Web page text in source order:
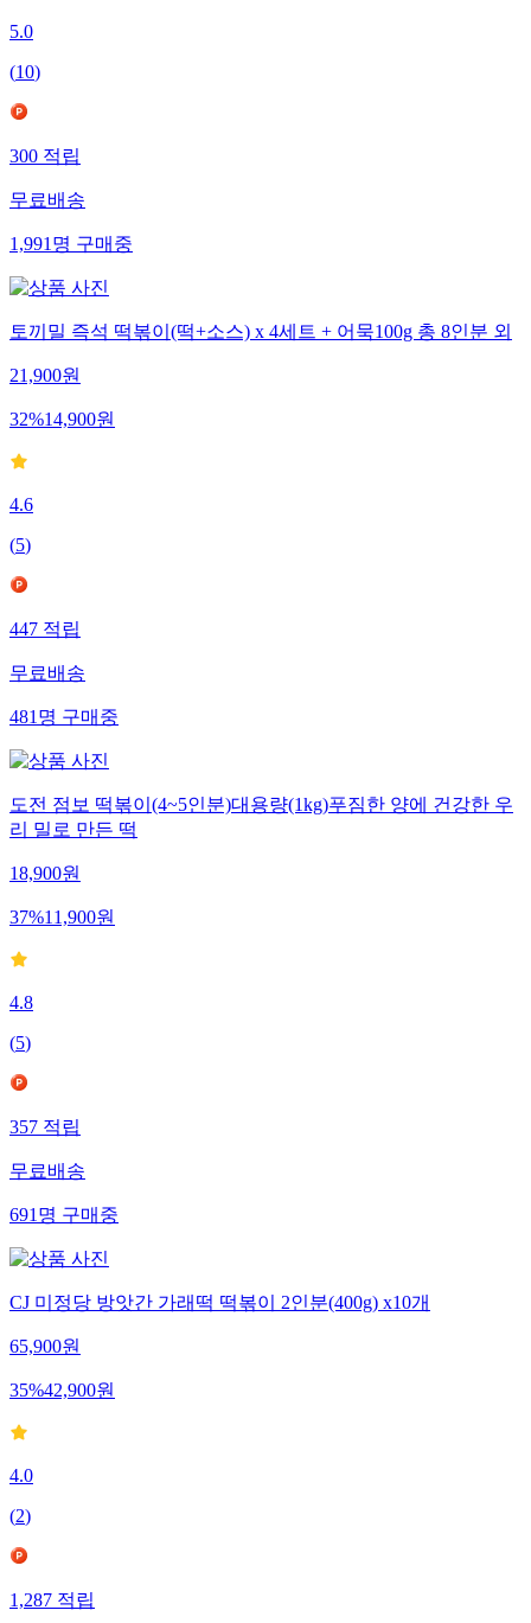
5.0
(10)
300 적립
무료배송
1,991 명 구매중
토끼밀 즉석 떡볶이(떡+소스) x 4세트 + 어묵100g 총 8인분 외
21,900원
32%14,900원
4.6
(5)
447 적립
무료배송
481 명 구매중
도전 점보 떡볶이(4~5인분)대용량(1kg)푸짐한 양에 건강한 우
리 밀로 만든 떡
18,900원
37%11,900원
4.8
(5)
357 적립
무료배송
691 명 구매중
CJ 미정당 방앗간 가래떡 떡볶이 2인분(400g) x10개
65,900원
35%42,900원
4.0
(2)
1,287 적립